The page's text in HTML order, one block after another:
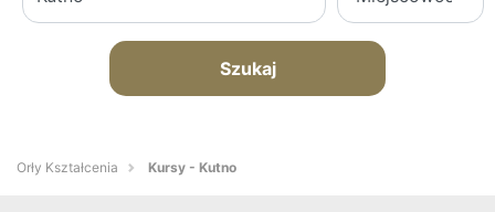
Szukaj
Orły Kształcenia Kursy - Kutno